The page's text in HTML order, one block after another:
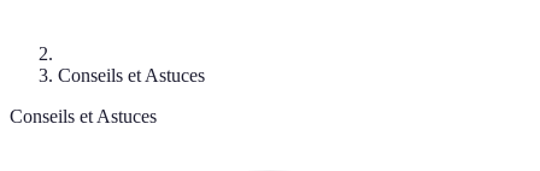
Conseils et Astuces
Conseils et Astuces